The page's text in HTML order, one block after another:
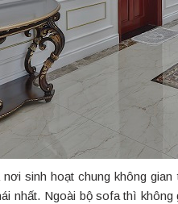
sinh hoạt chung không
nhất. Ngoài bộ sofa thì